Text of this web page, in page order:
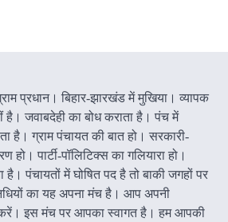
प्रधान। बिहार-झारखंड में मुखिया। व्यापक
जवाबदेही का बोध कराता है। पंच में
है। ग्राम पंचायत की बात हो। सरकारी-
हो। पार्टी-पॉलिटिक्स का गलियारा हो।
पंचायतों में घोषित पद है तो बाकी जगहों पर
का यह अपना मंच है। आप अपनी
करें। इस मंच पर आपका स्वागत है। हम आपकी